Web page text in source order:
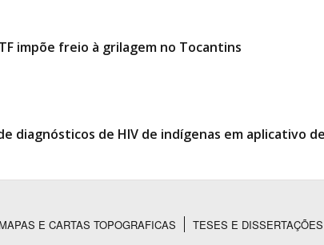
impõe freio à grilagem no Tocantins
diagnósticos de HIV de indígenas em aplicativo
MAPAS E CARTAS TOPOGRAFICAS TESES E DISSERTAÇÕES